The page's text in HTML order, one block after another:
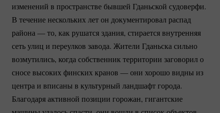
изменений в пространстве бывшей Гданьской судоверфи.
В течение нескольких лет он документировал распад
района — то, как рушатся здания, стирается внутренняя
сеть улиц и переулков завода. Жители Гданьска сильно
возмутились, когда собственник территории заговорил о
сносе высоких финских кранов — они хорошо видны из
центра и вписаны в культурный ландшафт города.
Благодаря активной позиции горожан, гигантские